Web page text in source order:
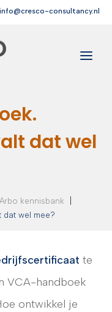
info@cresco-consultancy.nl
dat wel
Arbo kennisbank |
dat wel mee?
te
VCA-handboek
ontwikkel je